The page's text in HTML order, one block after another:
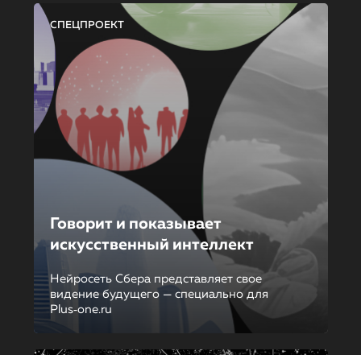
СПЕЦПРОЕКТ
Говорит и показывает
искусственный интеллект
Нейросеть Сбера представляет свое
видение будущего — специально для
Plus‑one.ru